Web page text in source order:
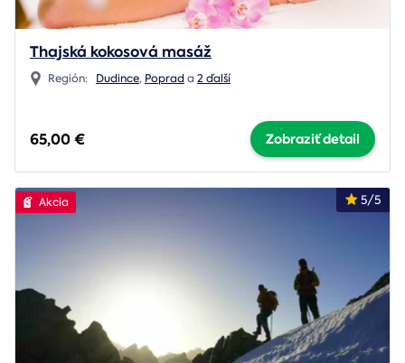
Thajská kokosová masáž
Región: Dudince, Poprada 2 ďalší
65,00 € Zobraziť detail
5/5
Akcia